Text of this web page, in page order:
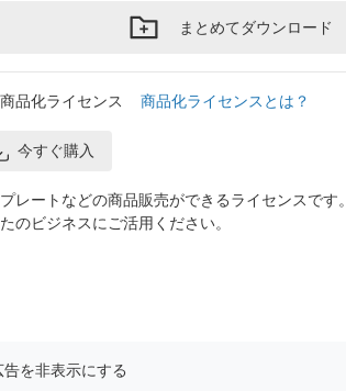
まとめてダウンロード
商品化ライセンス 商品化ライセンスとは？
今すぐ購入
レートなどの商品販売ができるライセンスです。
のビジネスにご活用ください。
告を非表示にする